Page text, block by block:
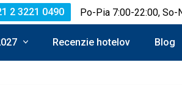
2 3221 0490 Po-Pia 7:00-22:00, So-
Recenzie hotelov Blog